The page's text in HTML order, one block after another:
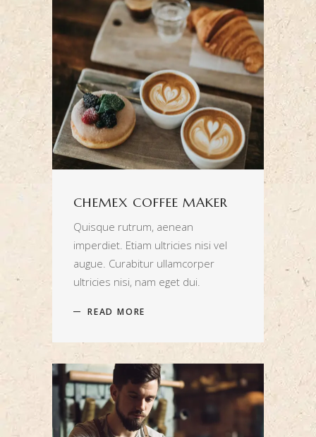
CHEMEX COFFEE MAKER
Quisque rutrum, aenean
imperdiet. Etiam ultricies nisi vel
augue. Curabitur ullamcorper
ultricies nisi, nam eget dui.
READ MORE